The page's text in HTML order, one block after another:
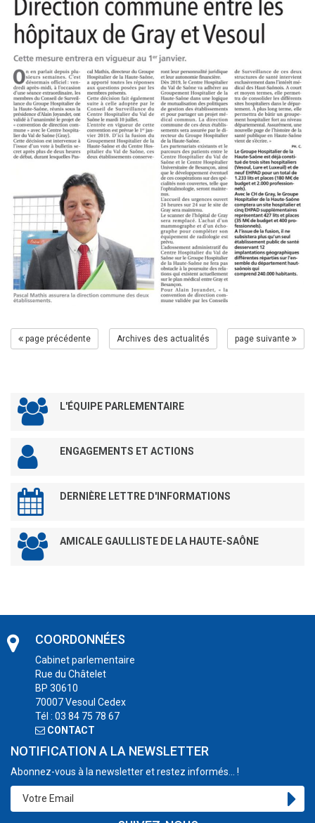
page précédente Archives des actualités page suivante
L'ÉQUIPE PARLEMENTAIRE
ENGAGEMENTS ET ACTIONS
DERNIÈRE LETTRE D'INFORMATIONS
AMICALE GAULLISTE DE LA HAUTE-SAÔNE
COORDONNÉES
Cabinet parlementaire
Rue du Châtelet
BP 30610
70007 Vesoul Cedex
Tél : 03 84 75 78 67
CONTACT
NOTIFICATION A LA NEWSLETTER
Abonnez-vous à la newsletter et restez informés... !